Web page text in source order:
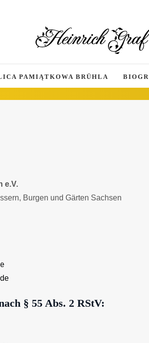
PAMIĄTKOWA BRÜHLA
e.V.
Burgen und Gärten Sachsen
§ 55 Abs. 2 RStV: